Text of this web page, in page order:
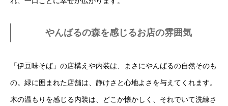
やんばるの森を感じるお店の雰囲気
「伊豆味そば」の店構えや内装は、まさにやんばるの自然そのも
の。緑に囲まれた店舗は、静けさと心地よさを与えてくれます。
木の温もりを感じる内装は、どこか懐かしく、それでいて洗練さ